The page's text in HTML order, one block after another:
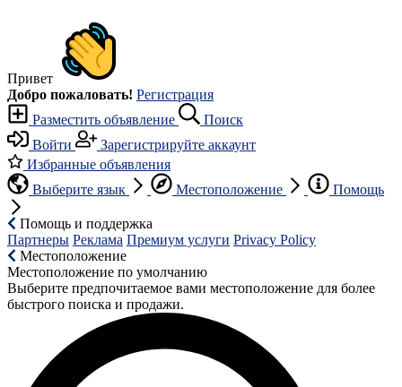
Привет
Добро пожаловать! Регистрация
Разместить объявление
Поиск
Войти
Зарегистрируйте аккаунт
Избранные объявления
Выберите язык
Местоположение Помощь
Помощь и поддержка
Партнеры Реклама Премиум услуги Privacy Policy
Местоположение
Местоположение по умолчанию
Выберите предпочитаемое вами местоположение для более
быстрого поиска и продажи.